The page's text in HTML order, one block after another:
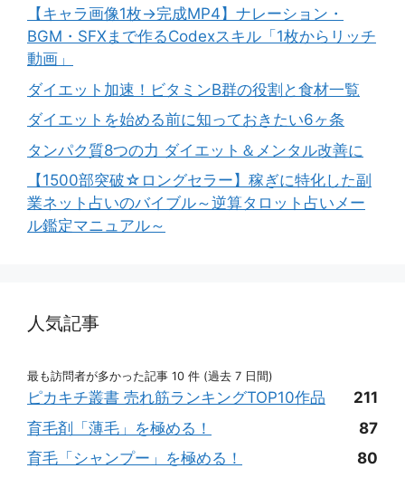
【キャラ画像1枚→完成MP4】ナレーション・
BGM・SFXまで作るCodexスキル「1枚からリッチ
動画」
ダイエット加速！ビタミンB群の役割と食材一覧
ダイエットを始める前に知っておきたい6ヶ条
タンパク質8つの力 ダイエット＆メンタル改善に
【1500部突破☆ロングセラー】稼ぎに特化した副
業ネット占いのバイブル～逆算タロット占いメー
ル鑑定マニュアル～
人気記事
最も訪問者が多かった記事 10 件 (過去 7 日間)
ピカキチ叢書 売れ筋ランキングTOP10作品
211
育毛剤「薄毛」を極める！
87
育毛「シャンプー」を極める！
80